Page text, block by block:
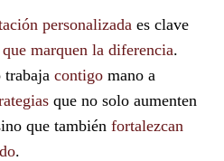
personalizada es clave
marquen la diferencia.
trabaja contigo mano a
que no solo aumenten
que también fortalezcan
.